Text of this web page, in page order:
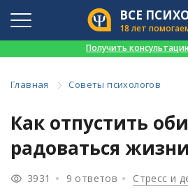
ВСЕ
18 лет
Получить
Главная Советы психологов
Как отпустить
радоваться
3931 9 ответов Стресс и